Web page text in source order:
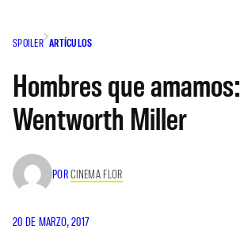
SPOILER ARTÍCULOS
Hombres que amamos:
Wentworth Miller
PORCINEMA FLOR
20 DE MARZO, 2017